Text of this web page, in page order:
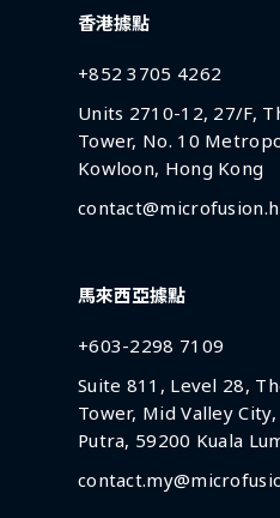
香港據點
+852 3705 4262
Units 2710-12, 27/F,
Tower, No. 10
Kowloon, Hong Kong
馬來西亞據點
+603-2298 7109
Suite 811, Level 28,
Tower, Mid Valley
Putra, 59200 Kuala